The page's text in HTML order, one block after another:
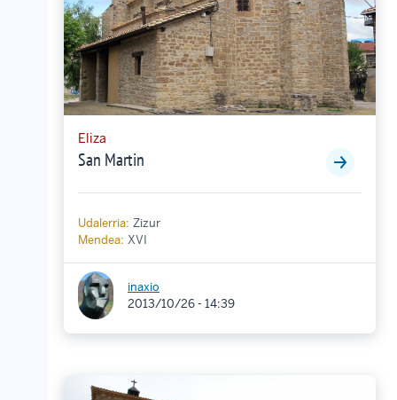
Eliza
San Martin
Udalerria: Zizur
Mendea: XVI
inaxio
2013/10/26 - 14:39